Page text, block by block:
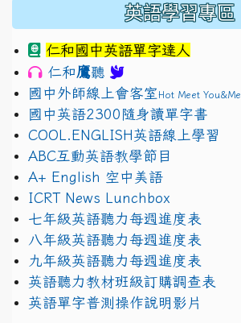
英語學習專區
仁和國中英語單字達人
仁和鷹聽
國中外師線上會客室Hot Meet You&Me
國中英語2300隨身讀單字書
COOL.ENGLISH英語線上學習
ABC互動英語教學節目
A+ English 空中美語
ICRT News Lunchbox
七年級英語聽力每週進度表
八年級英語聽力每週進度表
九年級英語聽力每週進度表
英語聽力教材班級訂購調查表
英語單字普測操作說明影片